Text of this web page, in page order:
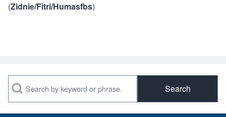
(Zidnie/Fitri/Humasfbs)
Search